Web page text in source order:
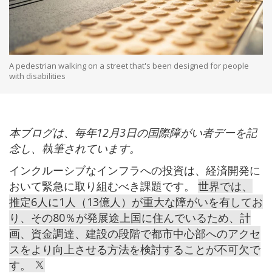
A pedestrian walking on a street that's been designed for people
with disabilities
本ブログは、毎年12月3日の国際障がい者デーを記
念し、執筆されています。
インクルーシブなインフラへの投資は、経済開発に
おいて緊急に取り組むべき課題です。 世界では、
推定6人に1人（13億人）が重大な障がいを有してお
り、その80％が発展途上国に住んでいるため、計
画、資金調達、建設の段階で都市中心部へのアクセ
スをより向上させる方法を検討することが不可欠で
す。